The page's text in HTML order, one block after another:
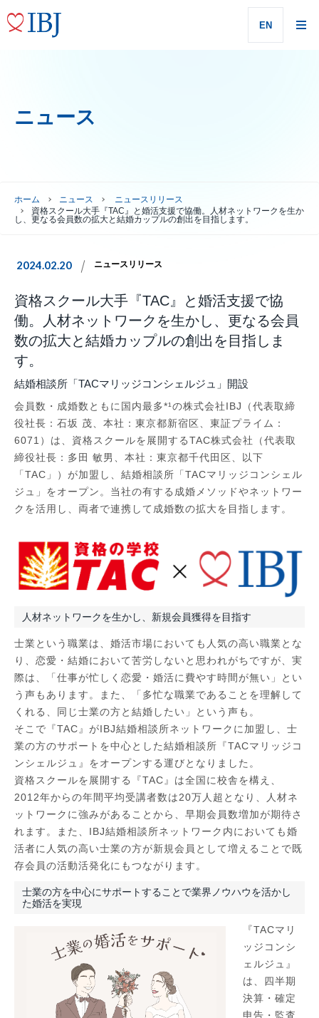
EN
ニュース
ホーム ニュース
ニュースリリース
資格スクール大手『TAC』と婚活支援で協働。人材ネットワークを生か
し、更なる会員数の拡大と結婚カップルの創出を目指します。
2024.02.20 ニュースリリース
資格スクール大手『TAC』と婚活支援で協
働。人材ネットワークを生かし、更なる会員
数の拡大と結婚カップルの創出を目指しま
す。
結婚相談所「TACマリッジコンシェルジュ」開設
会員数・成婚数ともに国内最多*¹の株式会社IBJ（代表取締
役社長：石坂 茂、本社：東京都新宿区、東証プライム：
6071）は、資格スクールを展開するTAC株式会社（代表取
締役社長：多田 敏男、本社：東京都千代田区、以下
「TAC」）が加盟し、結婚相談所「TACマリッジコンシェル
ジュ」をオープン。当社の有する成婚メソッドやネットワー
クを活用し、両者で連携して成婚数の拡大を目指します。
人材ネットワークを生かし、新規会員獲得を目指す
士業という職業は、婚活市場においても人気の高い職業とな
り、恋愛・結婚において苦労しないと思われがちですが、実
際は、「仕事が忙しく恋愛・婚活に費やす時間が無い」とい
う声もあります。また、「多忙な職業であることを理解して
くれる、同じ士業の方と結婚したい」という声も。
そこで『TAC』がIBJ結婚相談所ネットワークに加盟し、士
業の方のサポートを中心とした結婚相談所『TACマリッジコ
ンシェルジュ』をオープンする運びとなりました。
資格スクールを展開する『TAC』は全国に校舎を構え、
2012年からの年間平均受講者数は20万人超となり、人材ネ
ットワークに強みがあることから、早期会員数増加が期待さ
れます。また、IBJ結婚相談所ネットワーク内においても婚
活者に人気の高い士業の方が新規会員として増えることで既
存会員の活動活発化にもつながります。
士業の方を中心にサポートすることで業界ノウハウを活かし
た婚活を実現
『TACマリ
ッジコンシ
ェルジュ』
は、四半期
決算・確定
申告・監査